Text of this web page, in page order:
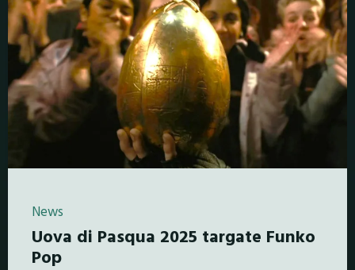
News
Uova di Pasqua 2025 targate Funko
Pop